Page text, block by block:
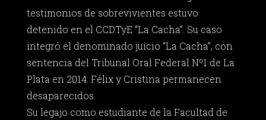
testimonios de sobrevivientes estuvo
detenido en el CCDTyE “La Cacha”. Su caso
integró el denominado juicio “La Cacha”, con
sentencia del Tribunal Oral Federal Nº1 de La
Plata en 2014. Félix y Cristina permanecen
desaparecidos.
Su legajo como estudiante de la Facultad de